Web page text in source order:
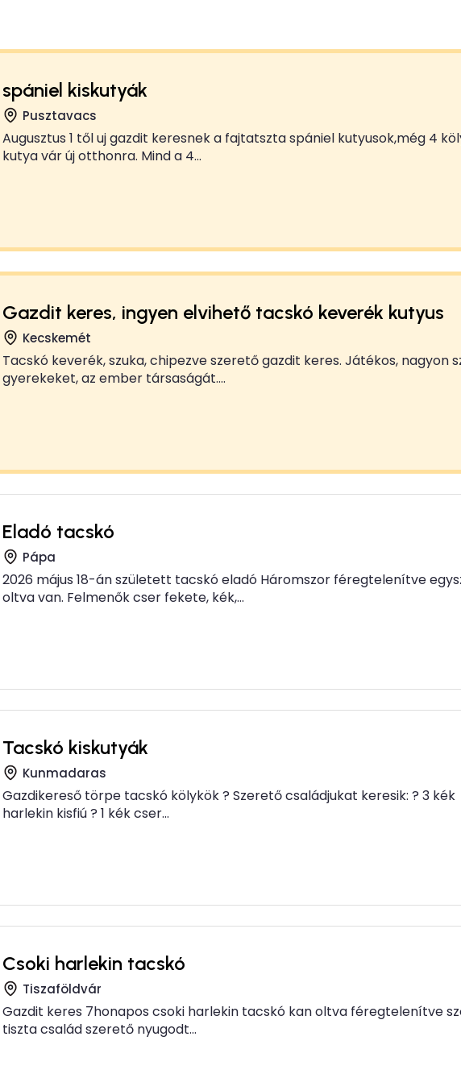
spániel kiskutyák
Pusztavacs
Augusztus 1 től uj gazdit keresnek a fajtatszta spániel kutyusok,még 4
kutya vár új otthonra. Mind a 4...
Gazdit keres, ingyen elvihető tacskó keverék kutyus
Kecskemét
Tacskó keverék, szuka, chipezve szerető gazdit keres. Játékos, nagyon
gyerekeket, az ember társaságát....
Eladó tacskó
Pápa
2026 május 18-án született tacskó eladó Háromszor féregtelenítve
oltva van. Felmenők cser fekete, kék,...
Tacskó kiskutyák
Kunmadaras
Gazdikereső törpe tacskó kölykök ? Szerető családjukat keresik: ? 3 kék
harlekin kisfiú ? 1 kék cser...
Csoki harlekin tacskó
Tiszaföldvár
Gazdit keres 7honapos csoki harlekin tacskó kan oltva féregtelenítve
tiszta család szerető nyugodt...